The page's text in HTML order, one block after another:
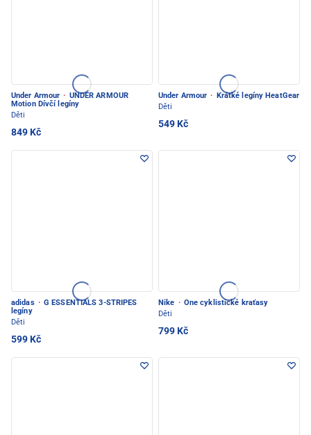
Under Armour · UNDER ARMOUR
Motion Dívčí legíny
Děti
849 Kč
Under Armour ·
Krátké legíny HeatGear
Děti
549 Kč
adidas · G ESSENTIALS 3-STRIPES
legíny
Děti
599 Kč
Nike · One cyklistické kraťasy
Děti
799 Kč